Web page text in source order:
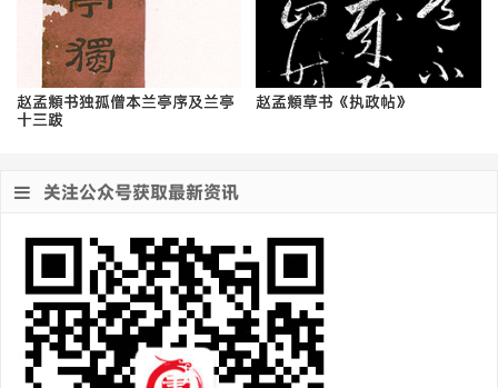
赵孟頫书独孤僧本兰亭序及兰亭
十三跋
赵孟頫草书《执政帖》
关注公众号获取最新资讯